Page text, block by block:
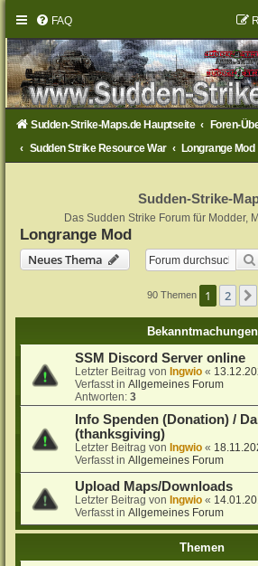
FAQ
Sudden-Strike-Maps.de Hauptseite
Foren-
Sudden Strike Resource War
Longrange Mod
Sudden-Strike-
Das Sudden Strike Forum für Modder,
Longrange Mod
Neues Thema
90 Themen 1 2
Bekanntmachungen
SSM Discord Server online
Letzter Beitrag von Ingwio «
Verfasst inAllgemeines Forum
Antworten:3
Info Spenden (Donation) /
(thanksgiving)
Letzter Beitrag von Ingwio «
Verfasst inAllgemeines Forum
Upload Maps/Downloads
Letzter Beitrag von Ingwio «
Verfasst inAllgemeines Forum
Themen